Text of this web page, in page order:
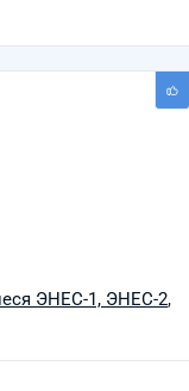
ЭНЕС-1, ЭНЕС-2,